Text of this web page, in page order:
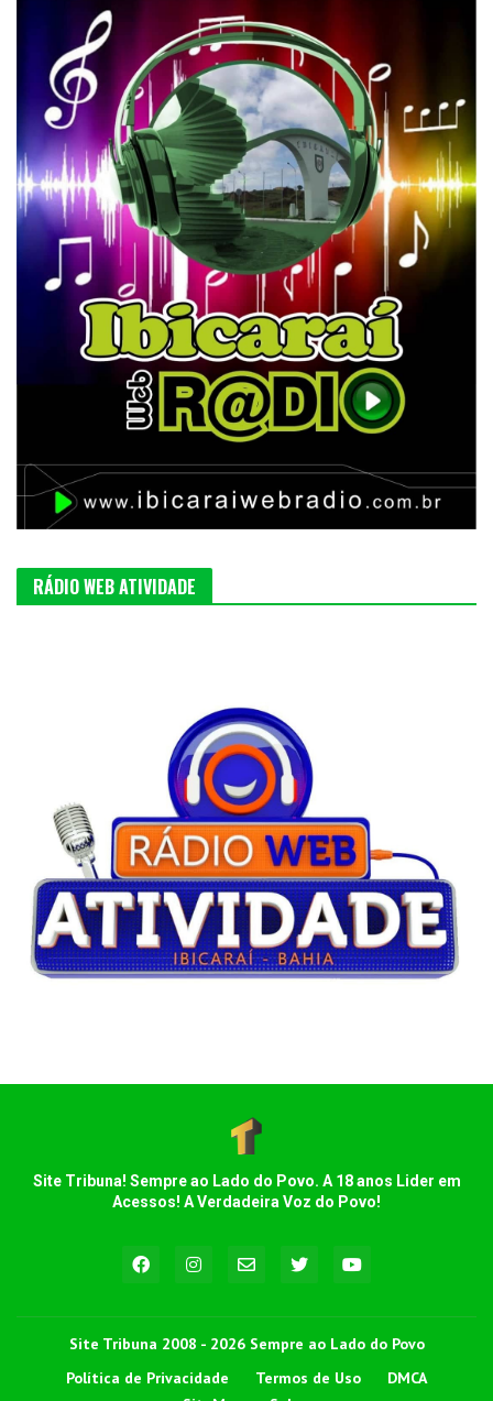
RÁDIO WEB ATIVIDADE
Site Tribuna! Sempre ao Lado do Povo. A 18 anos Lider em
Acessos! A Verdadeira Voz do Povo!
Site Tribuna 2008 - 2026 Sempre ao Lado do Povo
Política de Privacidade
Termos de Uso
DMCA